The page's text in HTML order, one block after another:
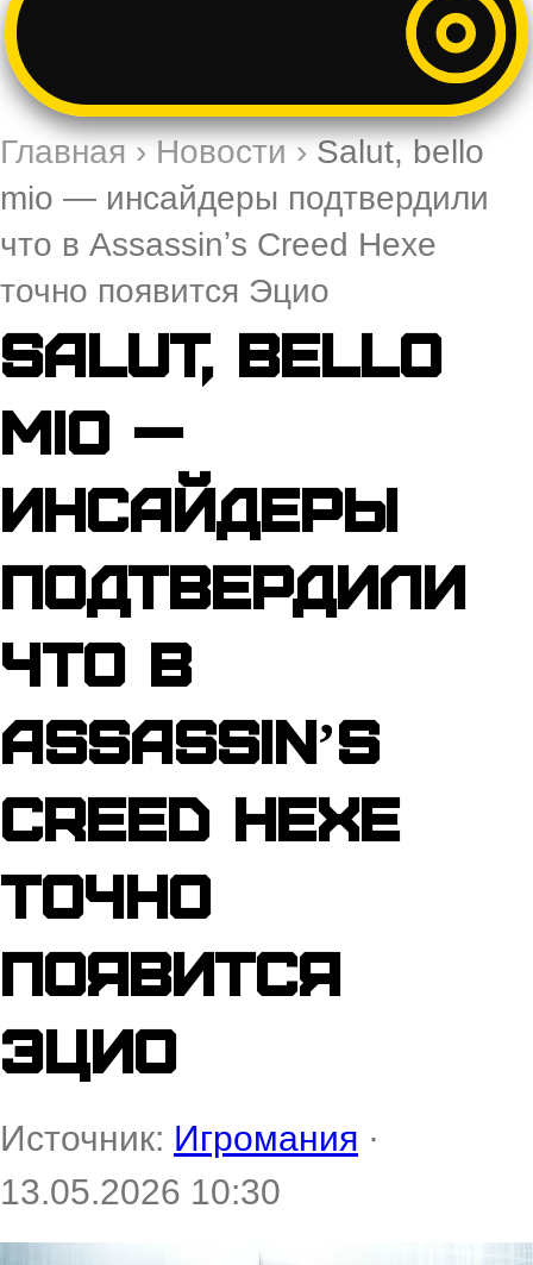
Главная›Новости›Salut, bello
mio — инсайдеры подтвердили
что в Assassinʼs Creed Hexe
точно появится Эцио
Salut, bello
mio —
инсайдеры
подтвердили
что в
Assassinʼs
Creed Hexe
точно
появится
Эцио
Источник: Игромания ·
13.05.2026 10:30